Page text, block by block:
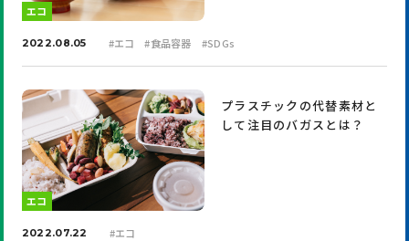
エコ
2022.08.05 #エコ #食品容器 #SDGs
エコ
プラスチックの代替素材と
して注目のバガスとは？
2022.07.22 #エコ